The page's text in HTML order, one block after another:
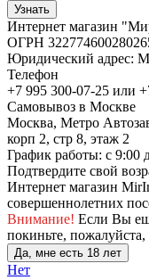
Узнать
Интернет магазин
ОГРН
Юридический адрес:
Телефон
+7 995 300-07-25 или
Самовывоз в Москве
Москва, Метро
корп 2, стр 8, этаж 2
График работы: с 9:00
Подтвердите свой
Интернет магазин
совершеннолетних
Внимание! Если Вы
покиньте,
Да, мне есть 18 лет
Нет